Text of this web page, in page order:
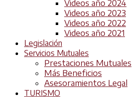
Videos año 2024
Videos año 2023
Videos año 2022
Videos año 2021
Legislación
Servicios Mutuales
Prestaciones Mutuales
Más Beneficios
Asesoramientos Legal
TURISMO